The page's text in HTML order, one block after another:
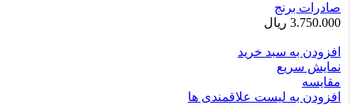
صادرات برنج
3.750.000 ریال
افزودن به سبد خرید
نمایش سریع
مقایسه
افزودن به لیست علاقمندی ها